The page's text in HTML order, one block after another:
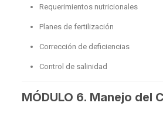
Requerimientos nutricionales
Planes de fertilización
Corrección de deficiencias
Control de salinidad
MÓDULO 6. Manejo del